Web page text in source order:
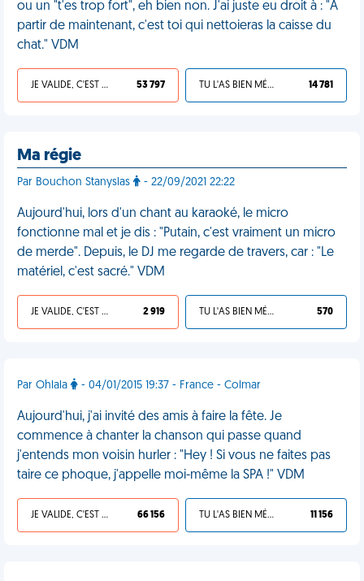
ou un "t'es trop fort", eh bien non. J'ai juste eu droit à : "À
partir de maintenant, c'est toi qui nettoieras la caisse du
chat." VDM
JE VALIDE, C'EST UNE VDM 53 797 TU L'AS BIEN MÉRITÉ 14 781
Ma régie
Par Bouchon Stanyslas - 22/09/2021 22:22
Aujourd'hui, lors d'un chant au karaoké, le micro
fonctionne mal et je dis : "Putain, c'est vraiment un micro
de merde". Depuis, le DJ me regarde de travers, car : "Le
matériel, c'est sacré." VDM
JE VALIDE, C'EST UNE VDM 2 919 TU L'AS BIEN MÉRITÉ 570
Par Ohlala - 04/01/2015 19:37 - France - Colmar
Aujourd'hui, j'ai invité des amis à faire la fête. Je
commence à chanter la chanson qui passe quand
j'entends mon voisin hurler : "Hey ! Si vous ne faites pas
taire ce phoque, j'appelle moi-même la SPA !" VDM
JE VALIDE, C'EST UNE VDM 66 156 TU L'AS BIEN MÉRITÉ 11 156